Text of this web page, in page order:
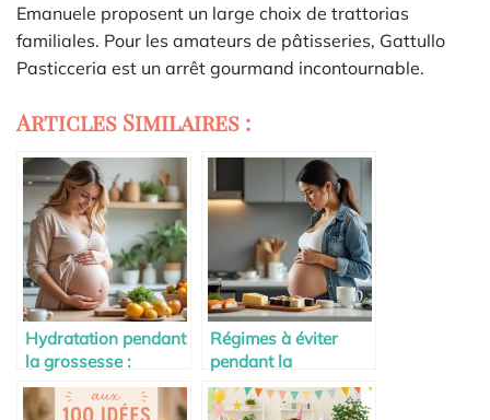
Emanuele proposent un large choix de trattorias
familiales. Pour les amateurs de pâtisseries, Gattullo
Pasticceria est un arrêt gourmand incontournable.
Articles Similaires :
Hydratation pendant
la grossesse :
combien boire ?
Régimes à éviter
pendant la
grossesse : ce qu’il
faut savoir